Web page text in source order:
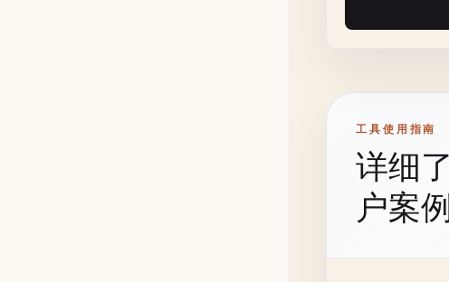
工具使用指南
详细
户案例